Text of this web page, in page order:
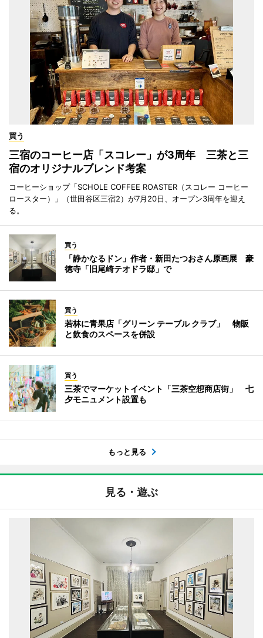
買う
三宿のコーヒー店「スコレー」が3周年 三茶と三
宿のオリジナルブレンド考案
コーヒーショップ「SCHOLE COFFEE ROASTER（スコレー コーヒー
ロースター）」（世田谷区三宿2）が7月20日、オープン3周年を迎え
る。
買う
「静かなるドン」作者・新田たつおさん原画展 豪
徳寺「旧尾崎テオドラ邸」で
買う
若林に青果店「グリーン テーブル クラブ」 物販
と飲食のスペースを併設
買う
三茶でマーケットイベント「三茶空想商店街」 七
夕モニュメント設置も
もっと見る
見る・遊ぶ